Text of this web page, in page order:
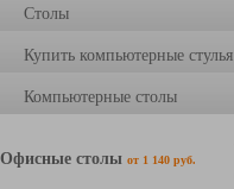
Столы
Купить компьютерные стулья
Компьютерные столы
Офисные столы от 1 140 руб.